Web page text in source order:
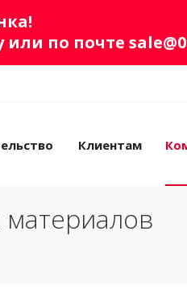
или по почте
Клиентам